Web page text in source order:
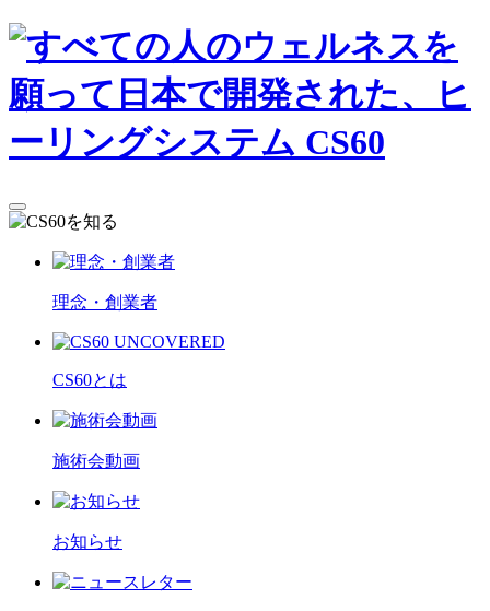
理念・創業者
CS60とは
施術会動画
お知らせ